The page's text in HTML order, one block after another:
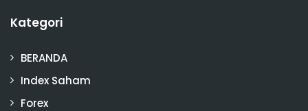
Kategori
BERANDA
Index Saham
Forex